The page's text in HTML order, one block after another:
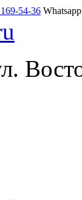
54-36